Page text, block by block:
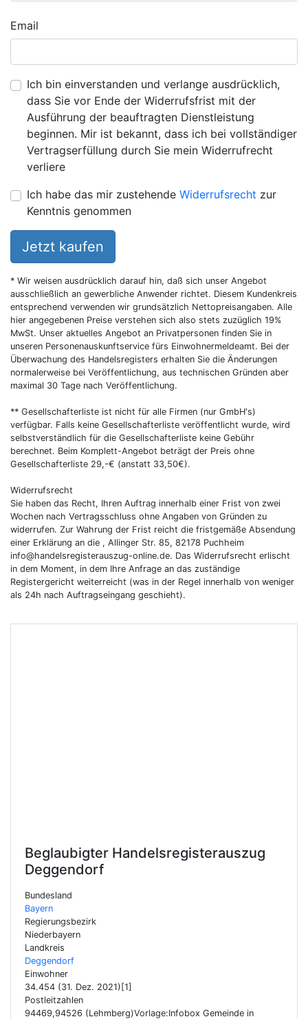
Beglaubigter Handelsregisterauszug
Deggendorf
Bundesland
Bayern
Regierungsbezirk
Niederbayern
Landkreis
Deggendorf
Einwohner
34.454 (31. Dez. 2021)[1]
Postleitzahlen
94469,94526 (Lehmberg)Vorlage:Infobox Gemeinde in
Email
Ich bin einverstanden und verlange ausdrücklich,
dass Sie vor Ende der Widerrufsfrist mit der
Ausführung der beauftragten Dienstleistung
beginnen. Mir ist bekannt, dass ich bei vollständiger
Vertragserfüllung durch Sie mein Widerrufrecht
verliere
Ich habe das mir zustehende Widerrufsrecht zur
Kenntnis genommen
Jetzt kaufen
* Wir weisen ausdrücklich darauf hin, daß sich unser Angebot
ausschließlich an gewerbliche Anwender richtet. Diesem Kundenkreis
entsprechend verwenden wir grundsätzlich Nettopreisangaben. Alle
hier angegebenen Preise verstehen sich also stets zuzüglich 19%
MwSt. Unser aktuelles Angebot an Privatpersonen finden Sie in
unseren Personenauskunftservice fürs Einwohnermeldeamt. Bei der
Überwachung des Handelsregisters erhalten Sie die Änderungen
normalerweise bei Veröffentlichung, aus technischen Gründen aber
maximal 30 Tage nach Veröffentlichung.
** Gesellschafterliste ist nicht für alle Firmen (nur GmbH's)
verfügbar. Falls keine Gesellschafterliste veröffentlicht wurde, wird
selbstverständlich für die Gesellschafterliste keine Gebühr
berechnet. Beim Komplett-Angebot beträgt der Preis ohne
Gesellschafterliste 29,-€ (anstatt 33,50€).
Widerrufsrecht
Sie haben das Recht, Ihren Auftrag innerhalb einer Frist von zwei
Wochen nach Vertragsschluss ohne Angaben von Gründen zu
widerrufen. Zur Wahrung der Frist reicht die fristgemäße Absendung
einer Erklärung an die , Allinger Str. 85, 82178 Puchheim
info@handelsregisterauszug-online.de. Das Widerrufsrecht erlischt
in dem Moment, in dem Ihre Anfrage an das zuständige
Registergericht weiterreicht (was in der Regel innerhalb von weniger
als 24h nach Auftragseingang geschieht).